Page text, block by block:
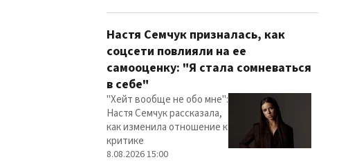
Настя Семчук призналась, как
соцсети повлияли на ее
самооценку: "Я стала сомневаться
в себе"
"Хейт вообще не обо мне":
Настя Семчук рассказала,
как изменила отношение к
критике
8.08.2026 15:00